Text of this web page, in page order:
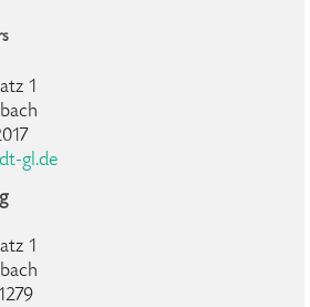
1
gl.de
1